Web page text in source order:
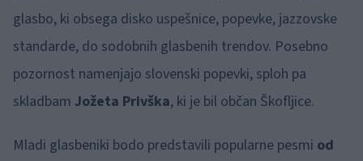
glasbo, ki obsega disko uspešnice, popevke, jazzovske
standarde, do sodobnih glasbenih trendov. Posebno
pozornost namenjajo slovenski popevki, sploh pa
skladbam Jožeta Privška, ki je bil občan Škofljice.
Mladi glasbeniki bodo predstavili popularne pesmi od